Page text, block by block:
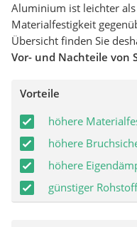
Aluminium ist leichter
Materialfestigkeit
Übersicht finden Sie
Vor- und Nachteile von
Vorteile
höhere
höhere
höhere
günstiger Rohstoff